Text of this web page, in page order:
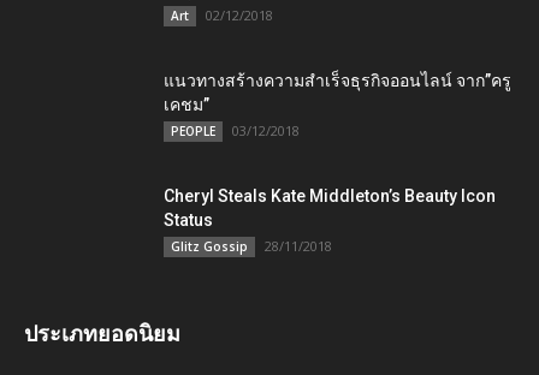
Art 02/12/2018
แนวทางสร้างความสำเร็จธุรกิจออนไลน์ จาก”ครู
เคชม”
PEOPLE 03/12/2018
Cheryl Steals Kate Middleton’s Beauty Icon
Status
Glitz Gossip 28/11/2018
ประเภทยอดนิยม